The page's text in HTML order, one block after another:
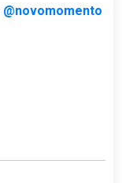
@novomomento